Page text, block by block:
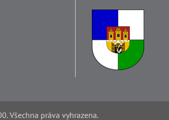
Všechna práva vyhrazena.